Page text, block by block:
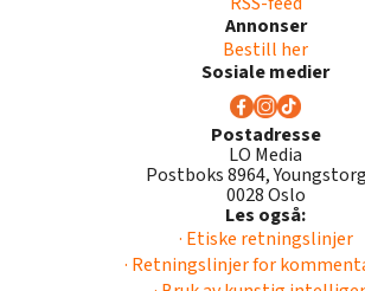
Annonser
Bestill her
Sosiale medier
Postadresse
LO Media
Postboks 8964,
0028 Oslo
Les også:
· Etiske retningslinjer
· Retningslinjer for